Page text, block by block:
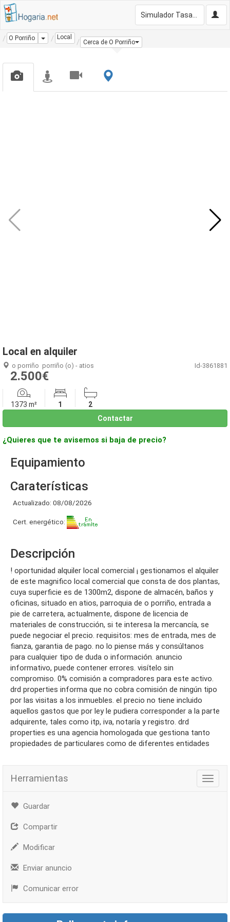
O Porriño Dropdown
Local
Cerca de O Porriño
Local en alquiler
o porriño porriño (o) - atios Id-3861881
2.500€
1373 m² 1
2
Contactar
¿Quieres que te avisemos si baja de precio?
Equipamiento
Caraterísticas
Actualizado: 08/08/2026
Cert. energético:
Descripción
! oportunidad alquiler local comercial ¡ gestionamos el alquiler
de este magnifico local comercial que consta de dos plantas,
cuya superficie es de 1300m2, dispone de almacén, baños y
oficinas, situado en atios, parroquia de o porriño, entrada a
pie de carretera, actualmente, dispone de licencia de
materiales de construcción, si te interesa la mercancía, se
puede negociar el precio. requisitos: mes de entrada, mes de
fianza, garantia de pago. no lo piense más y consúltanos
para cualquier tipo de duda o información. anuncio
informativo, puede contener errores. visítelo sin
compromiso. 0% comisión a compradores para este activo.
drd properties informa que no cobra comisión de ningún tipo
por las visitas a los inmuebles. el precio no tiene incluido
aquellos gastos que por ley le pudiera corresponder a la parte
adquirente, tales como itp, iva, notaría y registro. drd
properties es una agencia homologada que gestiona tanto
propiedades de particulares como de diferentes entidades
Herramientas
Guardar
Compartir
Modificar
Enviar anuncio
Comunicar error